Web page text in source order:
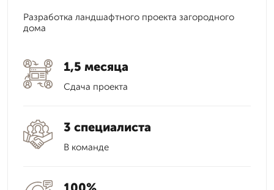
Разработка ландшафтного проекта загородного
дома
1,5 месяца
Сдача проекта
3 специалиста
В команде